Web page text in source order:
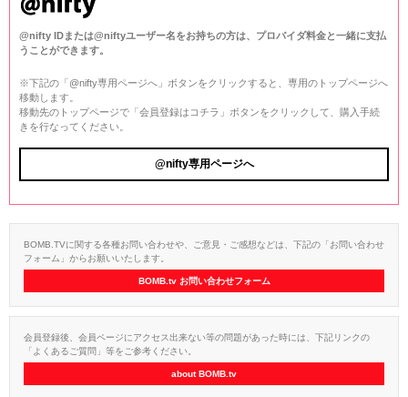
@nifty IDまたは@niftyユーザー名をお持ちの方は、プロバイダ料金と一緒に支払
うことができます。
※下記の「@nifty専用ページへ」ボタンをクリックすると、専用のトップページへ
移動します。
移動先のトップページで「会員登録はコチラ」ボタンをクリックして、購入手続
きを行なってください。
@nifty専用ページへ
BOMB.TVに関する各種お問い合わせや、ご意見・ご感想などは、下記の「お問い合わせ
フォーム」からお願いいたします。
BOMB.tv お問い合わせフォーム
会員登録後、会員ページにアクセス出来ない等の問題があった時には、下記リンクの
「よくあるご質問」等をご参考ください。
about BOMB.tv